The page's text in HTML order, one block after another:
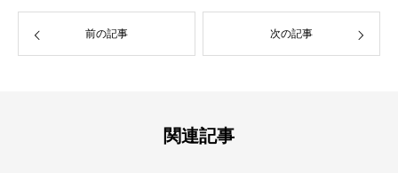
前の記事 次の記事
関連記事